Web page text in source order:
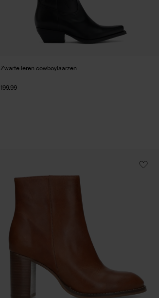
Zwarte leren cowboylaarzen
199.99